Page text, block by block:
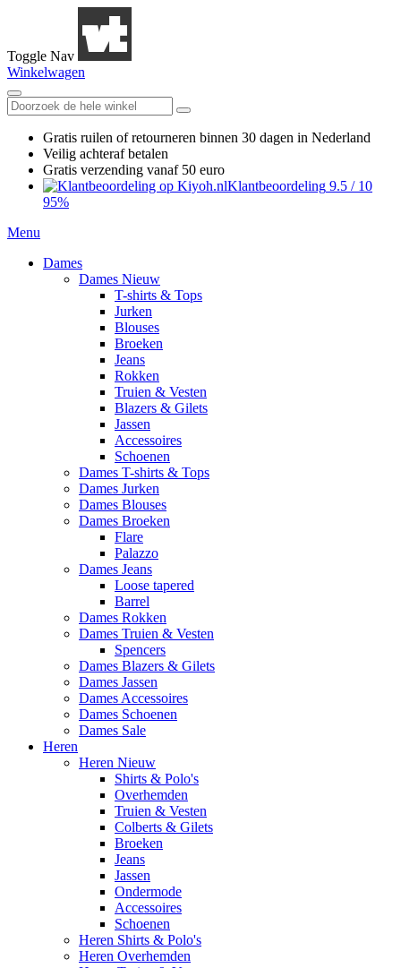
Toggle Nav
Winkelwagen
Gratis ruilen of retourneren binnen 30 dagen in Nederland
Veilig achteraf betalen
Gratis verzending vanaf 50 euro
Klantbeoordeling 9.5 / 10
95%
Menu
Dames
Dames Nieuw
T-shirts & Tops
Jurken
Blouses
Broeken
Jeans
Rokken
Truien & Vesten
Blazers & Gilets
Jassen
Accessoires
Schoenen
Dames T-shirts & Tops
Dames Jurken
Dames Blouses
Dames Broeken
Flare
Palazzo
Dames Jeans
Loose tapered
Barrel
Dames Rokken
Dames Truien & Vesten
Spencers
Dames Blazers & Gilets
Dames Jassen
Dames Accessoires
Dames Schoenen
Dames Sale
Heren
Heren Nieuw
Shirts & Polo's
Overhemden
Truien & Vesten
Colberts & Gilets
Broeken
Jeans
Jassen
Ondermode
Accessoires
Schoenen
Heren Shirts & Polo's
Heren Overhemden